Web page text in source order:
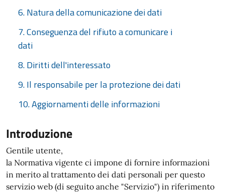
6. Natura della comunicazione dei dati
7. Conseguenza del rifiuto a comunicare i
dati
8. Diritti dell'interessato
9. Il responsabile per la protezione dei dati
10. Aggiornamenti delle informazioni
Introduzione
Gentile utente,
la Normativa vigente ci impone di fornire informazioni
in merito al trattamento dei dati personali per questo
servizio web (di seguito anche "Servizio") in riferimento